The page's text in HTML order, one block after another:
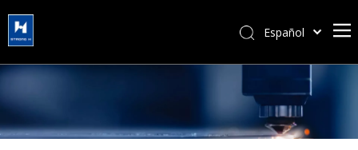
Español
Türk dili
Tiếng Việt